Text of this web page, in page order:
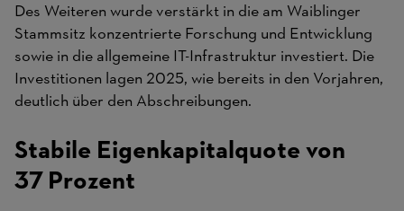
Des Weiteren wurde verstärkt in die am Waiblinger
Stammsitz konzentrierte Forschung und Entwicklung
sowie in die allgemeine IT-Infrastruktur investiert. Die
Investitionen lagen 2025, wie bereits in den Vorjahren,
deutlich über den Abschreibungen.
Stabile Eigenkapitalquote von
37 Prozent